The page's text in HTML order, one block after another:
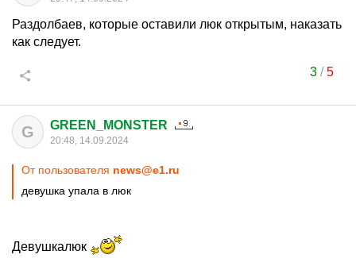
Раздолбаев, которые оставили люк открытым, наказать
как следует.
3/5
G GREEN_MONSTER
20:48, 14.09.2024
От пользователя news@e1.ru
девушка упала в люк
Девушкалюк